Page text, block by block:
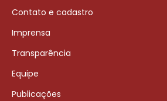
Contato e cadastro
Imprensa
Transparência
Equipe
Publicações